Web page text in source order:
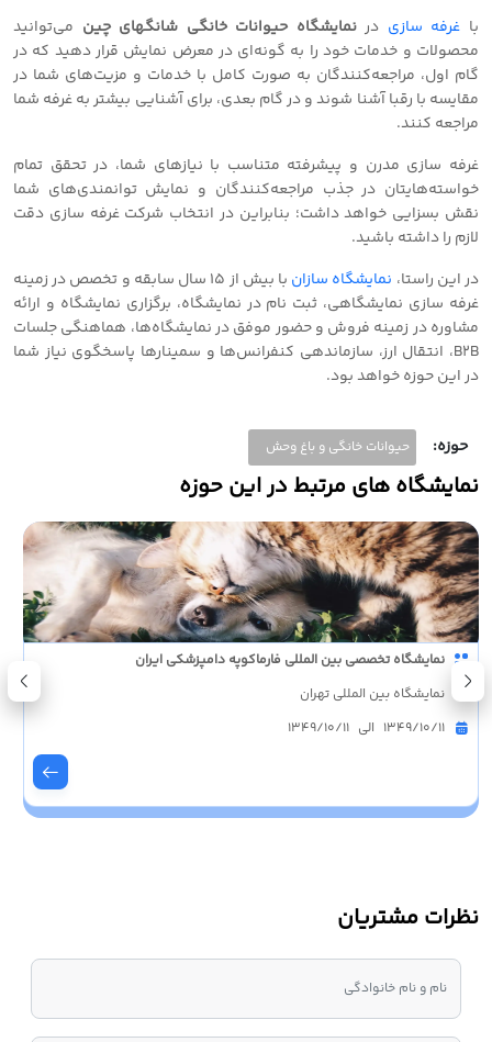
با غرفه سازی درنمایشگاه حیوانات خانگی شانگهای چین می‌توانید
محصولات و خدمات خود را به گونه‌ای در معرض نمایش قرار دهید که در
گام اول، مراجعه‌کنندگان به صورت کامل با خدمات و مزیت‌های شما در
مقایسه با رقبا آشنا شوند و در گام بعدی، برای آشنایی بیشتر به غرفه شما
مراجعه کنند.
غرفه سازی مدرن و پیشرفته متناسب با نیازهای شما، در تحقق تمام
خواسته‌هایتان در جذب مراجعه‌کنندگان و نمایش توانمندی‌های شما
نقش بسزایی خواهد داشت؛ بنابراین در انتخاب شرکت غرفه سازی دقت
لازم را داشته باشید.
در این راستا، نمایشگاه سازان
با بیش از 15 سال سابقه و تخصص در زمینه
غرفه سازی نمایشگاهی، ثبت نام در نمایشگاه، برگزاری نمایشگاه و ارائه
مشاوره در زمینه فروش و حضور موفق در نمایشگاه‌ها، هماهنگی جلسات
B2B، انتقال ارز، سازماندهی کنفرانس‌ها و سمینارها پاسخگوی نیاز شما
در این حوزه خواهد بود.
حوزه: حیوانات خانگی و باغ وحش
نمایشگاه های مرتبط در این حوزه
نمایشگاه تخصصی بین المللی فارماکوپه دامپزشکی ایران
نمایشگاه بین المللی تهران
1349/10/11 الی 1349/10/11
نظرات مشتریان